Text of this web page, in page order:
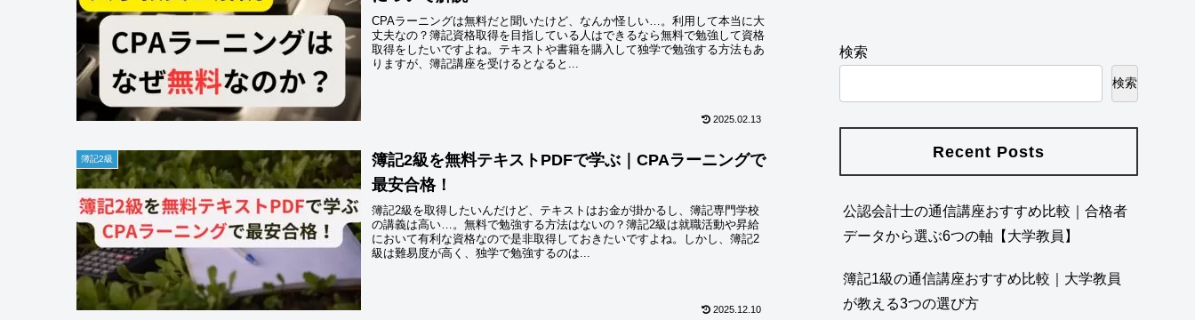
CPAラーニングは無料だと聞いたけど、なんか怪しい…。利用して本当に大
丈夫なの？簿記資格取得を目指している人はできるなら無料で勉強して資格
取得をしたいですよね。テキストや書籍を購入して独学で勉強する方法もあ
りますが、簿記講座を受けるとなると...
2025.02.13
簿記2級
簿記2級を無料テキストPDFで学ぶ｜CPAラーニングで
最安合格！
簿記2級を取得したいんだけど、テキストはお金が掛かるし、簿記専門学校
の講義は高い…。無料で勉強する方法はないの？簿記2級は就職活動や昇給
において有利な資格なので是非取得しておきたいですよね。しかし、簿記2
級は難易度が高く、独学で勉強するのは...
2025.12.10
検索
検索
Recent Posts
公認会計士の通信講座おすすめ比較｜合格者
データから選ぶ6つの軸【大学教員】
簿記1級の通信講座おすすめ比較｜大学教員
が教える3つの選び方